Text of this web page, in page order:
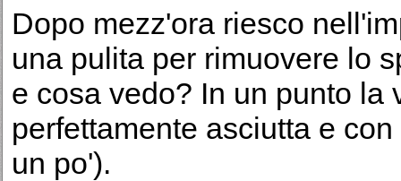
Dopo mezz'ora riesco
una pulita per rimuovere lo
e cosa vedo? In un punto la
perfettamente asciutta e
un po').